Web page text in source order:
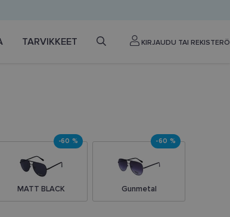
TARVIKKEET KIRJAUDU TAI
MATT BLACK
-60 %
Gunmetal
-60 %